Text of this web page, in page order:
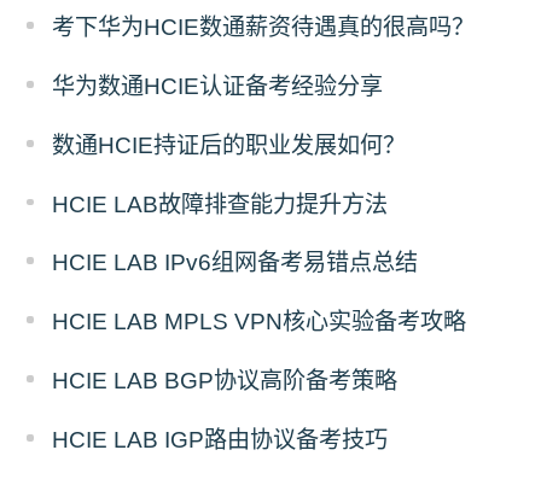
考下华为HCIE数通薪资待遇真的很高吗？
华为数通HCIE认证备考经验分享
数通HCIE持证后的职业发展如何？
HCIE LAB故障排查能力提升方法
HCIE LAB IPv6组网备考易错点总结
HCIE LAB MPLS VPN核心实验备考攻略
HCIE LAB BGP协议高阶备考策略
HCIE LAB IGP路由协议备考技巧